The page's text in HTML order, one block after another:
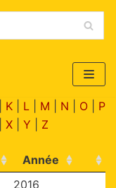
K L M N O
P
X Y Z
Année
2016